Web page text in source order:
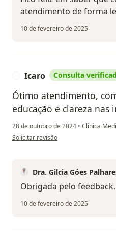
atendimento de forma
10 de fevereiro de 2025
Icaro Consulta
Ótimo atendimento,
educação e clareza nas
28 de outubro de 2024 • Clinica
na opinião do utilizador Icaro
Solicitar revisão
Dra. Gilcia Góes
Obrigada pelo feedback.
10 de fevereiro de 2025